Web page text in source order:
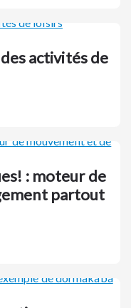
activités de
: moteur de
partout